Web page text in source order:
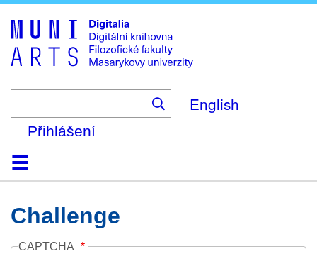
to
main
content
English
Přihlášení
DomůKolekce
Prohlížení
Vyhledávání
O platformě
Nápověda
KontaktDigitalia
Challenge
CAPTCHA